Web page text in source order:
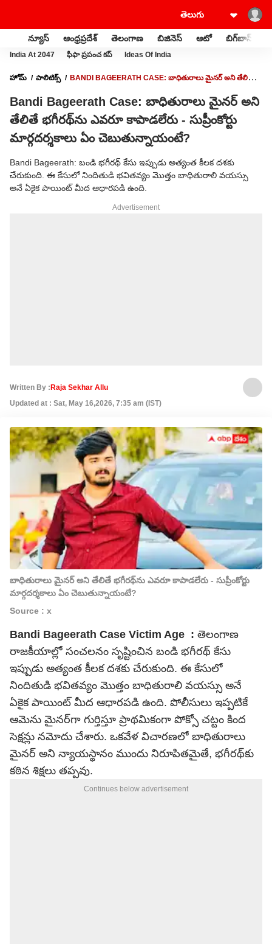
న్యూస్ ఆంధ్రప్రదేశ్ తెలంగాణ బిజినెస్ ఆటో బిగ్‌బాస్
India At 2047 ఫీఫా ప్రపంచ కప్ Ideas Of India
హోమ్ పాలిటిక్స్
BANDI BAGEERATH CASE: బాధితురాలు మైనర్ అని తేలితే
Bandi Bageerath Case: బాధితురాలు మైనర్ అని
తేలితే భగీరథ్‌ను ఎవరూ కాపాడలేరు - సుప్రీంకోర్టు
మార్గదర్శకాలు ఏం చెబుతున్నాయంటే?
Bandi Bageerath: బండి భగీరథ్ కేసు ఇప్పుడు అత్యంత కీలక దశకు
చేరుకుంది. ఈ కేసులో నిందితుడి భవితవ్యం మొత్తం బాధితురాలి వయస్సు
అనే ఏకైక పాయింట్ మీద ఆధారపడి ఉంది.
Advertisement
Written By : Raja Sekhar Allu
Updated at : Sat, May 16,2026, 7:35 am (IST)
బాధితురాలు మైనర్ అని తేలితే భగీరథ్‌ను ఎవరూ కాపాడలేరు - సుప్రీంకోర్టు
మార్గదర్శకాలు ఏం చెబుతున్నాయంటే?
Source : x
Bandi Bageerath Case Victim Age : తెలంగాణ
రాజకీయాల్లో సంచలనం సృష్టించిన బండి భగీరథ్ కేసు
ఇప్పుడు అత్యంత కీలక దశకు చేరుకుంది. ఈ కేసులో
నిందితుడి భవితవ్యం మొత్తం బాధితురాలి వయస్సు అనే
ఏకైక పాయింట్ మీద ఆధారపడి ఉంది. పోలీసులు ఇప్పటికే
ఆమెను మైనర్‌గా గుర్తిస్తూ ప్రాథమికంగా పోక్సో చట్టం కింద
సెక్షన్లు నమోదు చేశారు. ఒకవేళ విచారణలో బాధితురాలు
మైనర్ అని న్యాయస్థానం ముందు నిరూపితమైతే, భగీరథ్‌కు
కఠిన శిక్షలు తప్పవు.
Continues below advertisement